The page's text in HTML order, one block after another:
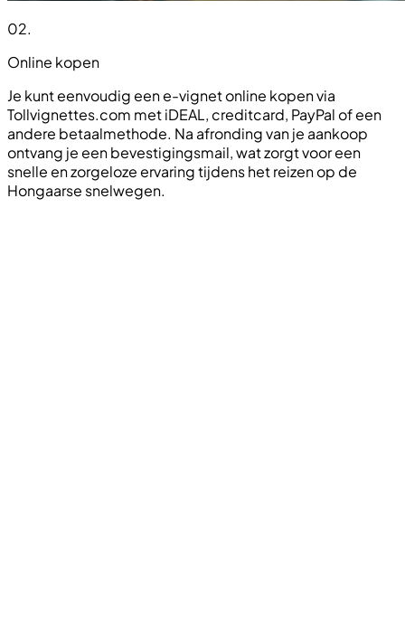
02.
Online kopen
Je kunt eenvoudig een e-vignet online kopen via
Tollvignettes.com met iDEAL, creditcard, PayPal of een
andere betaalmethode. Na afronding van je aankoop
ontvang je een bevestigingsmail, wat zorgt voor een
snelle en zorgeloze ervaring tijdens het reizen op de
Hongaarse snelwegen.